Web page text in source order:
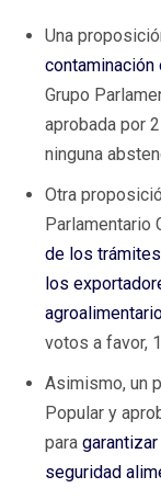
Una
contaminación
Grupo
aprobada por
ninguna
Otra
Parlamentario
de los
los
votos a favor,
Asimismo, un
Popular y
para
seguridad